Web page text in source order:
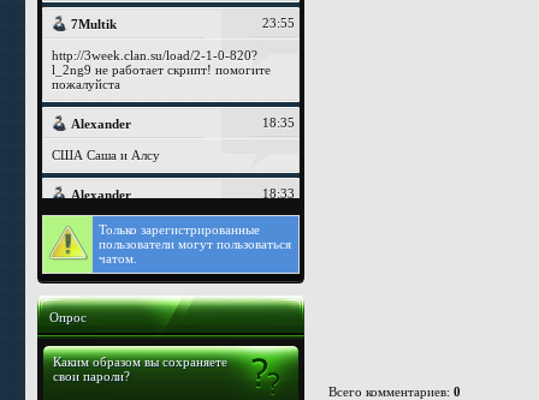
Только зарегистрированные
пользователи могут пользоваться
чатом.
Опрос
Каким образом вы сохраняете
свои пароли?
Всего комментариев: 0